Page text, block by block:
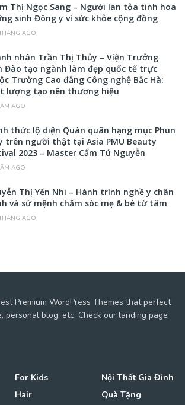
Thị Ngọc Sang – Người lan tỏa tinh hoa
sinh Đông y vì sức khỏe cộng đồng
AGO
nhân Trần Thị Thủy – Viện Trưởng
Đào tạo ngành làm đẹp quốc tế trực
Trường Cao đẳng Công nghệ Bắc Hà:
lượng tạo nên thương hiệu
AGO
thức lộ diện Quán quân hạng mục Phun
trên người thật tại Asia PMU Beauty
2023 – Master Cẩm Tú Nguyễn
AGO
Thị Yến Nhi – Hành trình nghề y chân
và sứ mệnh chăm sóc mẹ & bé từ tâm
AGO
Premium WordPress Themes that perfect
personal blog, etc. Check our landing page
For Kids
Hair
Nội Thất Gia Đình
Quà Tặng